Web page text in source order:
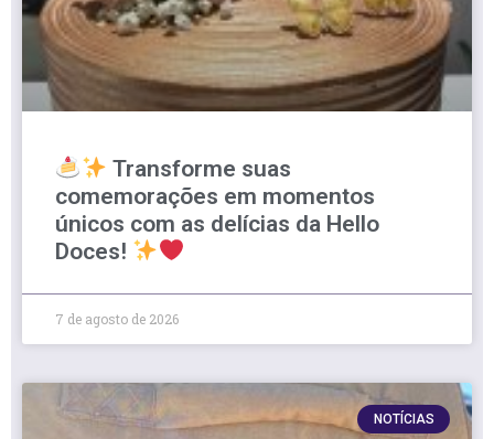
Transforme suas
comemorações em momentos
únicos com as delícias da Hello
Doces!
7 de agosto de 2026
NOTÍCIAS